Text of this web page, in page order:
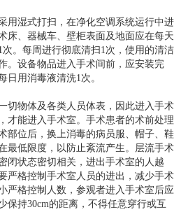
用湿式打扫，在净化空调系统运行中进
床、器械车、壁柜表面及地面应在每天
。每周进行彻底清扫1次，使用的清洁
。设备物品进入手术间前，应安装完
日用消毒液清洗1次。
切物体及各类人员体表，因此进入手术
才能进入手术室。手术患者的术前处理
部位后，换上消毒的病员服、帽子、鞋
最低限度，以防止紊流产生。层流手术
闭状态密切相关，进出手术室的人越
严格控制手术室人员的进出，减少手术
严格控制人数，参观者进入手术室后应
保持30cm的距离，不得任意穿行或互